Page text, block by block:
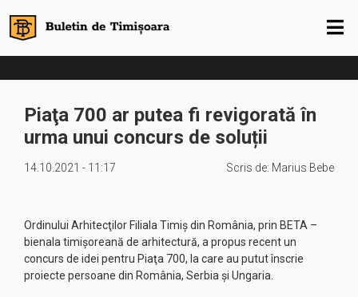
Piaţa 700 ar putea fi revigorată în
urma unui concurs de soluții
14.10.2021 - 11:17 Scris de: Marius Bebe
Ordinului Arhitecţilor Filiala Timiş din România, prin BETA –
bienala timişoreană de arhitectură, a propus recent un
concurs de idei pentru Piaţa 700, la care au putut înscrie
proiecte persoane din România, Serbia şi Ungaria.